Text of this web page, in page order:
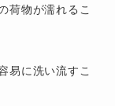
荷物が濡れるこ
易に洗い流すこ